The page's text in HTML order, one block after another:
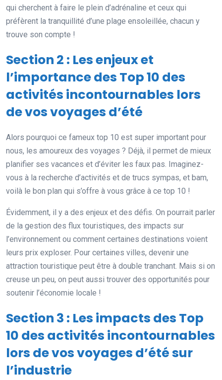
qui cherchent à faire le plein d’adrénaline et ceux qui
préfèrent la tranquillité d’une plage ensoleillée, chacun y
trouve son compte !
Section 2 : Les enjeux et
l’importance des Top 10 des
activités incontournables lors
de vos voyages d’été
Alors pourquoi ce fameux top 10 est super important pour
nous, les amoureux des voyages ? Déjà, il permet de mieux
planifier ses vacances et d’éviter les faux pas. Imaginez-
vous à la recherche d’activités et de trucs sympas, et bam,
voilà le bon plan qui s’offre à vous grâce à ce top 10 !
Évidemment, il y a des enjeux et des défis. On pourrait parler
de la gestion des flux touristiques, des impacts sur
l’environnement ou comment certaines destinations voient
leurs prix exploser. Pour certaines villes, devenir une
attraction touristique peut être à double tranchant. Mais si on
creuse un peu, on peut aussi trouver des opportunités pour
soutenir l’économie locale !
Section 3 : Les impacts des Top
10 des activités incontournables
lors de vos voyages d’été sur
l’industrie